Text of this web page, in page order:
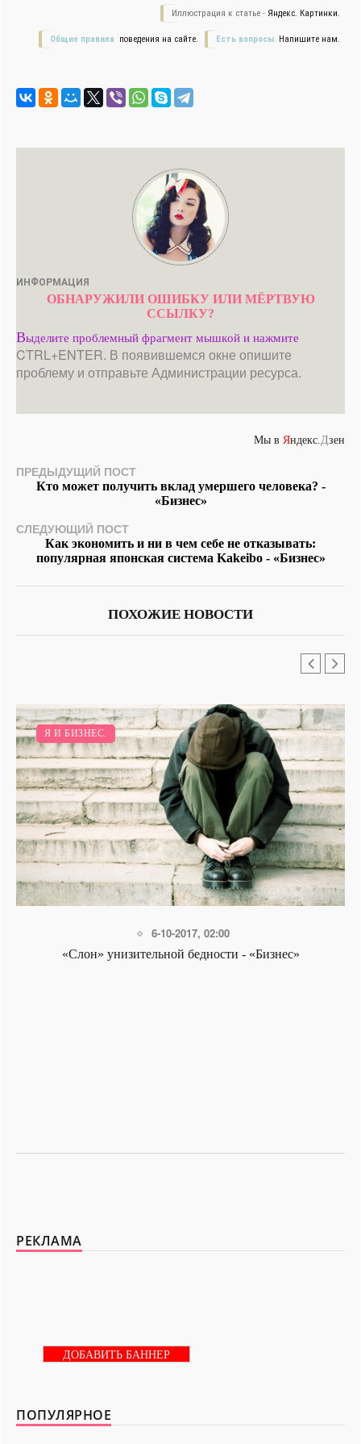
Иллюстрация к статье - Яндекс. Картинки.
Есть вопросы. Напишите нам.
Общие правила поведения на сайте.
ИНФОРМАЦИЯ
ОБНАРУЖИЛИ ОШИБКУ ИЛИ МЁРТВУЮ
ССЫЛКУ?
Выделите проблемный фрагмент мышкой и нажмите
CTRL+ENTER. В появившемся окне опишите
проблему и отправьте Администрации ресурса.
Мы в Яндекс. Дзен
ПРЕДЫДУЩИЙ ПОСТ
Кто может получить вклад умершего человека? -
«Бизнес»
СЛЕДУЮЩИЙ ПОСТ
Как экономить и ни в чем себе не отказывать:
популярная японская система Kakeibo - «Бизнес»
ПОХОЖИЕ НОВОСТИ
Я И БИЗНЕС.
6-10-2017, 02:00
«Слон» унизительной бедности - «Бизнес»
РЕКЛАМА
ДОБАВИТЬ БАННЕР
ПОПУЛЯРНОЕ